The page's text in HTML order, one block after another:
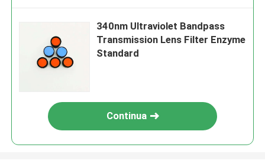
340nm Ultraviolet Bandpass
Transmission Lens Filter Enzyme
Standard
Continua